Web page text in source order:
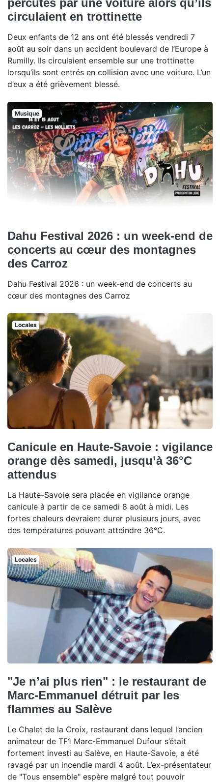
percutés par une voiture alors qu’ils
circulaient en trottinette
Deux enfants de 12 ans ont été blessés vendredi 7
août au soir dans un accident boulevard de l’Europe à
Rumilly. Ils circulaient ensemble sur une trottinette
lorsqu’ils sont entrés en collision avec une voiture. L’un
d’eux a été grièvement blessé.
Musique
Dahu Festival 2026 : un week-end de
concerts au cœur des montagnes
des Carroz
Dahu Festival 2026 : un week-end de concerts au
cœur des montagnes des Carroz
Locales
Canicule en Haute-Savoie : vigilance
orange dès samedi, jusqu’à 36°C
attendus
La Haute-Savoie sera placée en vigilance orange
canicule à partir de ce samedi 8 août à midi. Les
fortes chaleurs devraient durer plusieurs jours, avec
des températures pouvant atteindre 36°C.
Locales
"Je n’ai plus rien" : le restaurant de
Marc-Emmanuel détruit par les
flammes au Salève
Le Chalet de la Croix, restaurant dans lequel l’ancien
animateur de TF1 Marc-Emmanuel Dufour s’était
fortement investi au Salève, en Haute-Savoie, a été
ravagé par un incendie mardi 4 août. L’ex-présentateur
de "Tous ensemble" espère malgré tout pouvoir